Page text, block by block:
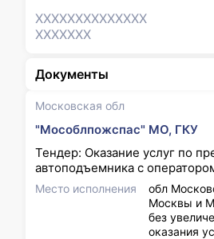
Московская обл
"Мособлпожспас" МО, ГКУ
Тендер: Оказание услуг по
автоподъемника с
Место исполнения
обл
Москвы и
без
оказания
XXXXXXXXXXXXXX
XXXXXXX
Документы